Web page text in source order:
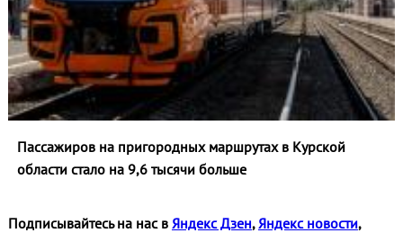
Пассажиров на пригородных маршрутах в Курской
области стало на 9,6 тысячи больше
Подписывайтесь на нас в Яндекс Дзен, Яндекс новости,